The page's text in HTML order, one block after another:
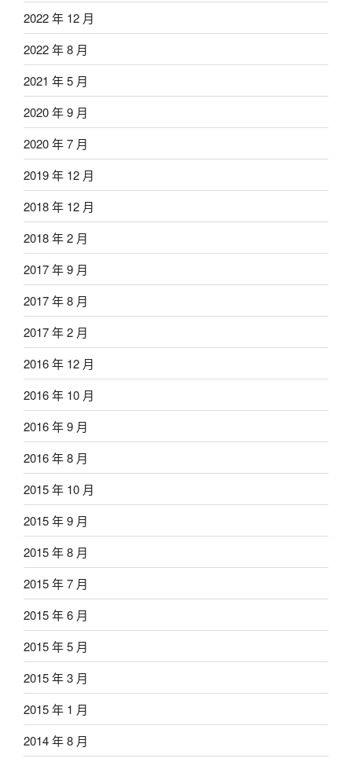
2022 年 12 月
2022 年 8 月
2021 年 5 月
2020 年 9 月
2020 年 7 月
2019 年 12 月
2018 年 12 月
2018 年 2 月
2017 年 9 月
2017 年 8 月
2017 年 2 月
2016 年 12 月
2016 年 10 月
2016 年 9 月
2016 年 8 月
2015 年 10 月
2015 年 9 月
2015 年 8 月
2015 年 7 月
2015 年 6 月
2015 年 5 月
2015 年 3 月
2015 年 1 月
2014 年 8 月